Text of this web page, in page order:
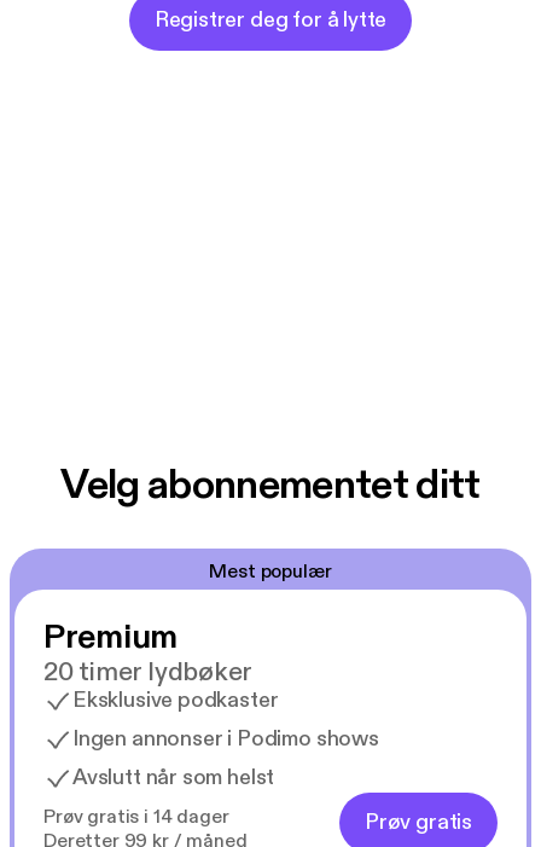
Registrer deg for å lytte
Velg abonnementet ditt
Mest populær
Premium
20 timer lydbøker
Eksklusive podkaster
Ingen annonser i Podimo shows
Avslutt når som helst
Prøv gratis i 14 dager
Deretter 99 kr / måned
Prøv gratis